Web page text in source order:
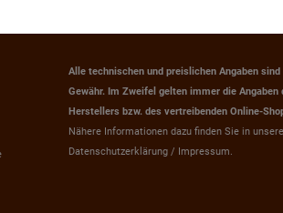
Alle technischen und preislichen Angaben sind
Gewähr. Im Zweifel gelten immer die Angaben
Herstellers bzw. des vertreibenden Online-
Nähere Informationen dazu finden Sie in
Datenschutzerklärung / Impressum.